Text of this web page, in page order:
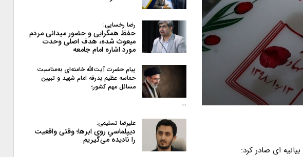
ای صادر کرد:
رضا رخسایی:
حفظ همگرایی و حضور میدانی مردم
مبعوث شده، هدف اصلی وحدت
مورد اشاره امام جامعه
پیام حضرت آیت‌الله خامنه‌ای به‌مناسبت
حماسه عظیم بدرقه امام شهید و تبیین
مسائل مهم کشور؛
…
علیرضا تسلیمی:
دیپلماسیِ روی ابرها؛ وقتی واقعیت
را نادیده می‌گیریم